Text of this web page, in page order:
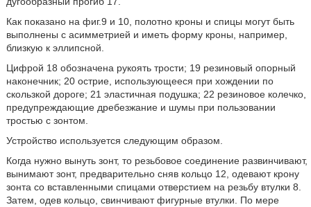
Как показано на фиг.9 и 10, полотно кроны и спицы могут быть
выполнены с асимметрией и иметь форму кроны, например,
близкую к эллипсной.
Цифрой 18 обозначена рукоять трости; 19 резиновый опорный
наконечник; 20 острие, использующееся при хождении по
скользкой дороге; 21 эластичная подушка; 22 резиновое колечко,
предупреждающие дребезжание и шумы при пользовании
тростью с зонтом.
Устройство используется следующим образом.
Когда нужно вынуть зонт, то резьбовое соединение развинчивают,
вынимают зонт, предварительно сняв кольцо 12, одевают крону
зонта со вставленными спицами отверстием на резьбу втулки 8.
Затем, одев кольцо, свинчивают фигурные втулки. По мере